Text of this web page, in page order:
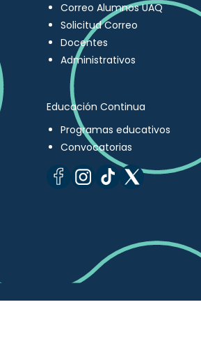
Correo Alumnos UAQ
Solicitud Correo
Docentes
Administrativos
Educación Continua
Programas educativos
Convocatorias